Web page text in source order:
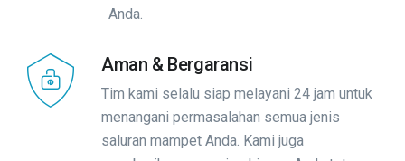
Anda.
Aman & Bergaransi
Tim kami selalu siap melayani 24 jam untuk
menangani permasalahan semua jenis
saluran mampet Anda. Kami juga